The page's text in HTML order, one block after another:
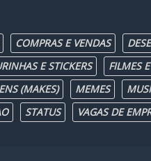
COMPRAS E VENDAS
E STICKERS FILMES
(MAKES) MEMES
STATUS VAGAS DE